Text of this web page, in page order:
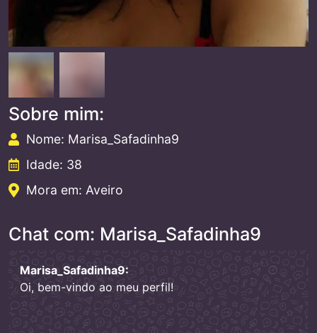
Sobre mim:
Nome: Marisa_Safadinha9
Idade: 38
Mora em: Aveiro
Chat com: Marisa_Safadinha9
Marisa_Safadinha9:
Oi, bem-vindo ao meu perfil!